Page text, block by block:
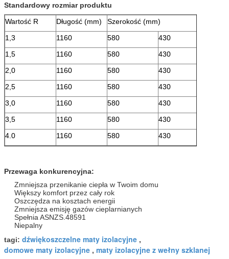
Standardowy rozmiar produktu
Wartość R
Długość (mm)
Szerokość (mm)
1,3
1160 580
430
1,5
1160 580
430
2,0
1160 580
430
2,5
1160 580
430
3,0
1160 580
430
3,5
1160 580
430
4.0
1160 580 430
Przewaga konkurencyjna:
Zmniejsza przenikanie ciepła w Twoim domu
Większy komfort przez cały rok
Oszczędza na kosztach energii
Zmniejsza emisję gazów cieplarnianych
Spełnia ASNZS.48591
Niepalny
tagi: dźwiękoszczelne maty izolacyjne ,
domowe maty izolacyjne , maty izolacyjne z wełny szklanej